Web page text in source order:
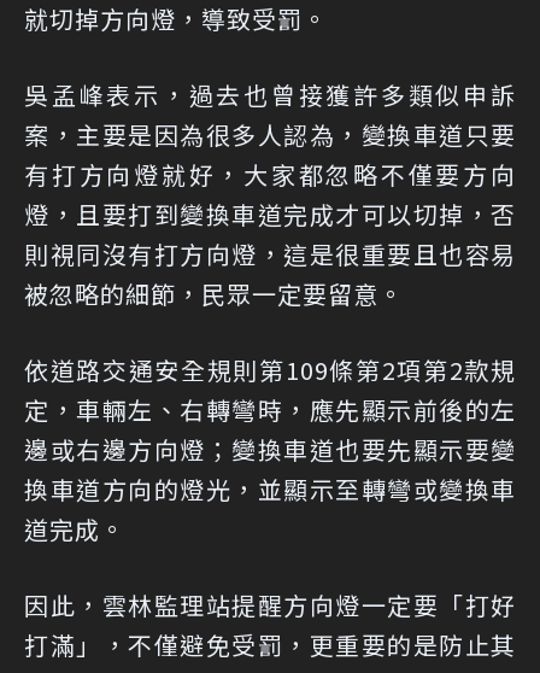
就切掉方向燈，導致受罰。
吳孟峰表示，過去也曾接獲許多類似申訴
案，主要是因為很多人認為，變換車道只要
有打方向燈就好，大家都忽略不僅要方向
燈，且要打到變換車道完成才可以切掉，否
則視同沒有打方向燈，這是很重要且也容易
被忽略的細節，民眾一定要留意。
依道路交通安全規則第109條第2項第2款規
定，車輛左、右轉彎時，應先顯示前後的左
邊或右邊方向燈；變換車道也要先顯示要變
換車道方向的燈光，並顯示至轉彎或變換車
道完成。
因此，雲林監理站提醒方向燈一定要「打好
打滿」，不僅避免受罰，更重要的是防止其